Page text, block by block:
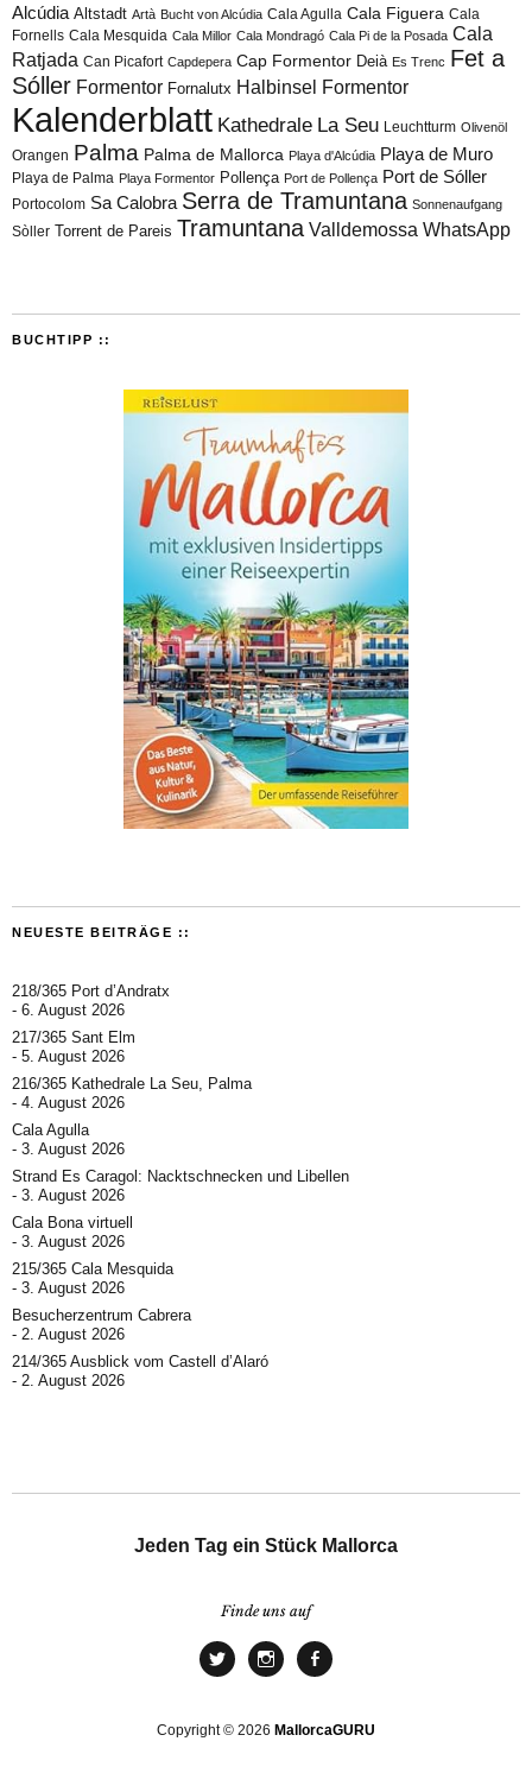
Alcúdia Altstadt Artà Bucht von Alcúdia Cala Agulla Cala Figuera Cala
Fornells Cala Mesquida Cala Millor Cala Mondragó Cala Pi de la Posada Cala
Ratjada Can Picafort Capdepera Cap Formentor Deià Es Trenc Fet a
Sóller Formentor Fornalutx Halbinsel Formentor
Kalenderblatt Kathedrale La Seu Leuchtturm Olivenöl
Orangen Palma Palma de Mallorca Playa d'Alcúdia Playa de Muro
Playa de Palma Playa Formentor Pollença Port de Pollença Port de Sóller
Portocolom Sa Calobra Serra de Tramuntana Sonnenaufgang
Sòller Torrent de Pareis Tramuntana Valldemossa WhatsApp
BUCHTIPP ::
NEUESTE BEITRÄGE ::
218/365 Port d’Andratx
6. August 2026
217/365 Sant Elm
5. August 2026
216/365 Kathedrale La Seu, Palma
4. August 2026
Cala Agulla
3. August 2026
Strand Es Caragol: Nacktschnecken und Libellen
3. August 2026
Cala Bona virtuell
3. August 2026
215/365 Cala Mesquida
3. August 2026
Besucherzentrum Cabrera
2. August 2026
214/365 Ausblick vom Castell d’Alaró
2. August 2026
Jeden Tag ein Stück Mallorca
Finde uns auf
Copyright © 2026 MallorcaGURU